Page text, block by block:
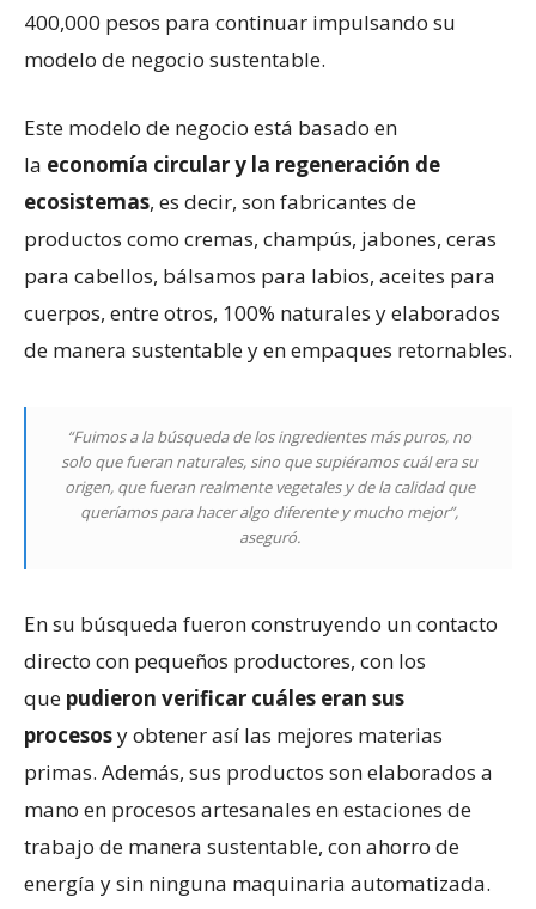
400,000 pesos para continuar impulsando su
modelo de negocio sustentable.
Este modelo de negocio está basado en
la economía circular y la regeneración de
ecosistemas, es decir, son fabricantes de
productos como cremas, champús, jabones, ceras
para cabellos, bálsamos para labios, aceites para
cuerpos, entre otros, 100% naturales y elaborados
de manera sustentable y en empaques retornables.
“Fuimos a la búsqueda de los ingredientes más puros, no
solo que fueran naturales, sino que supiéramos cuál era su
origen, que fueran realmente vegetales y de la calidad que
queríamos para hacer algo diferente y mucho mejor”,
aseguró.
En su búsqueda fueron construyendo un contacto
directo con pequeños productores, con los
que pudieron verificar cuáles eran sus
procesosy obtener así las mejores materias
primas. Además, sus productos son elaborados a
mano en procesos artesanales en estaciones de
trabajo de manera sustentable, con ahorro de
energía y sin ninguna maquinaria automatizada.